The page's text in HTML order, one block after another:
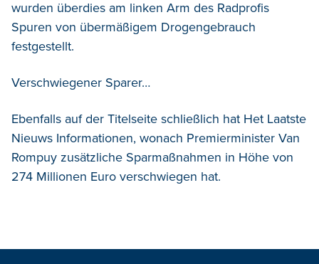
wurden überdies am linken Arm des Radprofis
Spuren von übermäßigem Drogengebrauch
festgestellt.
Verschwiegener Sparer…
Ebenfalls auf der Titelseite schließlich hat Het Laatste
Nieuws Informationen, wonach Premierminister Van
Rompuy zusätzliche Sparmaßnahmen in Höhe von
274 Millionen Euro verschwiegen hat.